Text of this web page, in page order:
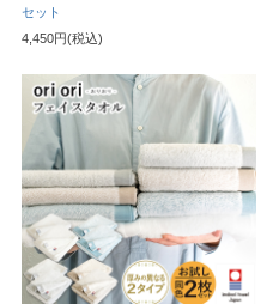
セット
4,450円(税込)